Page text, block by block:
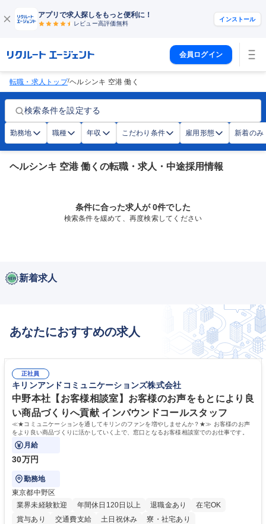
アプリで求人探しをもっと便利に！
レビュー高評価無料
インストール
会員ログイン
転職・求人トップ/ヘルシンキ 空港 働く
検索条件を設定する
勤務地 職種 年収 こだわり条件 雇用形態 新着のみ
ヘルシンキ 空港 働くの転職・求人・中途採用情報
条件に合った求人が 0件でした
検索条件を緩めて、再度検索してください
新着求人
あなたにおすすめの求人
正社員
キリンアンドコミュニケーションズ株式会社
中野本社【お客様相談室】お客様のお声をもとにより良
い商品づくりへ貢献 インバウンドコールスタッフ
≪★コミュニケーションを通してキリンのファンを増やしませんか？★≫ お客様のお声
をより良い商品づくりに活かしていく上で、窓口となるお客様相談室でのお仕事です。
月給
30万円
勤務地
東京都中野区
業界未経験歓迎
年間休日120日以上 退職金あり
在宅OK
賞与あり
交通費支給 土日祝休み 寮・社宅あり